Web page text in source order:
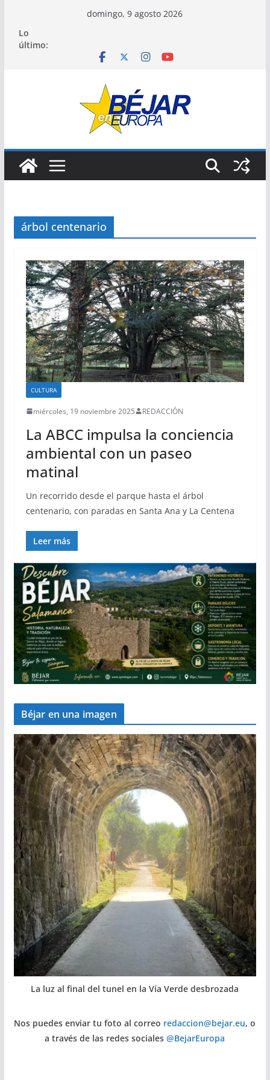
contenido
domingo, 9 agosto 2026
Lo
último:
árbol centenario
CULTURA
miércoles, 19 noviembre 2025 REDACCIÓN
La ABCC impulsa la conciencia
ambiental con un paseo
matinal
Un recorrido desde el parque hasta el árbol
centenario, con paradas en Santa Ana y La Centena
Leer más
Béjar en una imagen
La luz al final del tunel en la Vía Verde desbrozada
Nos puedes enviar tu foto al correo redaccion@bejar.eu, o
a través de las redes sociales@BejarEuropa